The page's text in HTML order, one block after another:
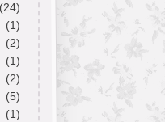
(24)
(1)
(2)
(1)
(2)
(5)
(1)